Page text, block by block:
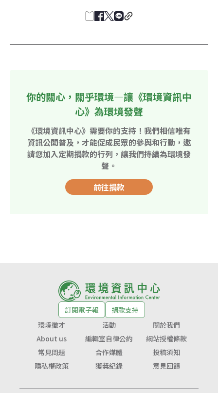
你的關心，關乎環境—讓《環境資訊中
心》為環境發聲
《環境資訊中心》需要你的支持！我們相信唯有
資訊公開普及，才能促成民眾的參與和行動，邀
請您加入定期捐款的行列，讓我們持續為環境發
聲。
前往捐款
訂閱電子報
捐款支持
環境徵才
活動
關於我們
About us
編輯室自律公約
網站授權條款
常見問題
合作媒體
投稿須知
隱私權政策
獲獎紀錄 意見回饋